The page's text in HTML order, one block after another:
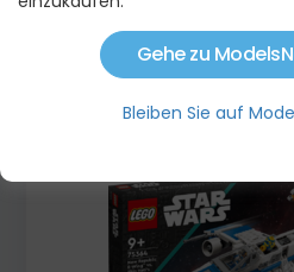
VENATOR-CLASS
Gehe zu
Bleiben Sie auf